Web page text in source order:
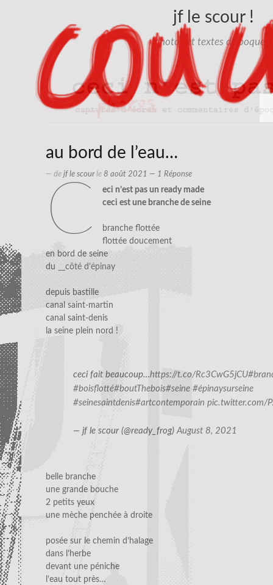
jf le scour !
photos et textes d'époque…
au bord de l’eau…
— de jf le scourle 8 août 2021 — 1 Réponse
c
eci n’est pas un ready made
ceci est une branche de seine
branche flottée
flottée doucement
en bord de seine
du
__côté d’épinay
depuis bastille
canal saint-martin
canal saint-denis
la seine plein nord !
ceci fait beaucoup…https://t.co/Rc3CwG5jCU
#boisflotté#boutThebois#seine #épinaysurseine
#seinesaintdenis#artcontemporain pic.twitter.com/
— jf le scour (@ready_frog)August 8, 2021
belle branche
une grande bouche
2 petits yeux
une mèche penchée à droite
posée sur le chemin d’halage
dans l’herbe
devant une péniche
l’eau tout près…